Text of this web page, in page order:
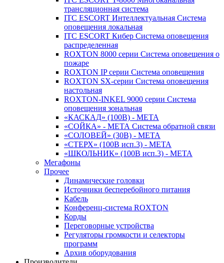
трансляционная система
ITC ESCORT Интеллектуальная Система
оповещения локальная
ITC ESCORT Кибер Система оповещения
распределенная
ROXTON 8000 серии Система оповещения о
пожаре
ROXTON IP серии Система оповещения
ROXTON SX-серии Система оповещения
настольная
ROXTON-INKEL 9000 серии Система
оповещения зональная
«КАСКАД» (100В) - МЕТА
«СОЙКА» - МЕТА Система обратной связи
«СОЛОВЕЙ» (30В) - МЕТА
«СТЕРХ» (100В исп.3) - МЕТА
«ШКОЛЬНИК» (100В исп.3) - МЕТА
Мегафоны
Прочее
Динамические головки
Источники бесперебойного питания
Кабель
Конференц-система ROXTON
Корды
Переговорные устройства
Регуляторы громкости и селекторы
программ
Архив оборудования